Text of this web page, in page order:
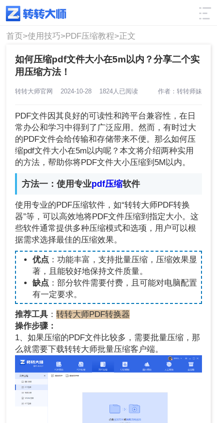
使用技巧 筛选
首页>使用技巧>PDF压缩教程>正文
如何压缩pdf文件大小在5m以内？分享二个实
用压缩方法！
转转大师官网 2024-10-28 1824人已阅读 作者：转转师妹
PDF文件因其良好的可读性和跨平台兼容性，在日
常办公和学习中得到了广泛应用。然而，有时过大
的PDF文件会给传输和存储带来不便。那么如何压
缩pdf文件大小在5m以内呢？本文将介绍两种实用
的方法，帮助你将PDF文件大小压缩到5M以内。
方法一：使用专业pdf压缩软件
使用专业的PDF压缩软件，如“转转大师PDF转换
器”等，可以高效地将PDF文件压缩到指定大小。这
些软件通常提供多种压缩模式和选项，用户可以根
据需求选择最佳的压缩效果。
优点 ：功能丰富，支持批量压缩，压缩效果显
著，且能较好地保持文件质量。
缺点 ：部分软件需要付费，且可能对电脑配置
有一定要求。
推荐工具 ：转转大师PDF转换器
操作步骤：
1、如果压缩的PDF文件比较多，需要批量压缩，那
么就需要下载转转大师批量压缩客户端。